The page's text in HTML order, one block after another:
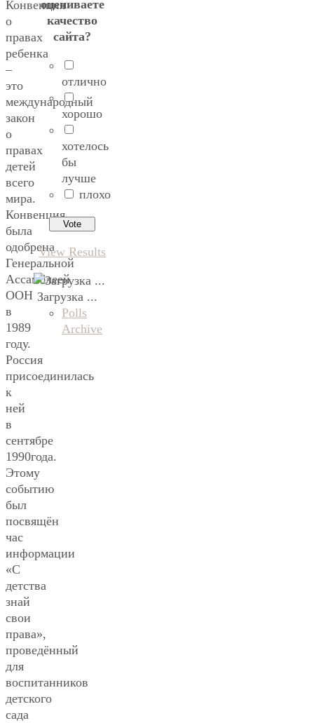
Конвенция
о
правах
ребенка
–
это
международный
закон
о
правах
детей
всего
мира.
Конвенция
была
одобрена
Генеральной
Ассамблеей
ООН
в
1989
году.
Россия
присоединилась
к
ней
в
сентябре
1990года.
Этому
событию
был
посвящён
час
информации
«С
детства
знай
свои
права»,
проведённый
для
воспитанников
детского
сада
оцениваете
качество
сайта?
отлично
хорошо
хотелось
бы
лучше
плохо
View Results
Загрузка ...
Polls
Archive